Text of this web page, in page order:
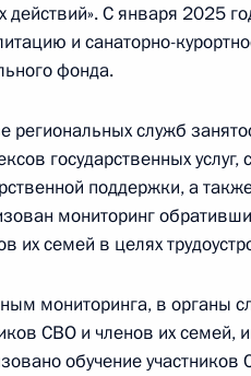
Комиссии по делам
2025 года, 17:00
с членами
Государственного
2024 года, 17:15
действий». С января 2025
и санаторно-
фонда.
региональных служб
государственных
поддержки, а
мониторинг
их семей в целях
мониторинга, в органы
СВО и членов их семей,
обучение